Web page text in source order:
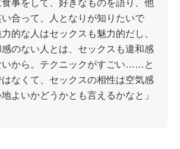
事をして、好きなものを語り、他
合って、人となりが知りたいで
的な人はセックスも魅力的だし、
のない人とは、セックスも違和感
いから。テクニックがすごい……と
なくて、セックスの相性は空気感
よいかどうかとも言えるかなと」